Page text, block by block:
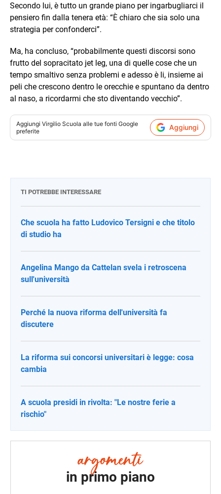
Secondo lui, è tutto un grande piano per ingarbugliarci il
pensiero fin dalla tenera età: “È chiaro che sia solo una
strategia per confonderci”.
Ma, ha concluso, “probabilmente questi discorsi sono
frutto del sopracitato jet leg, una di quelle cose che un
tempo smaltivo senza problemi e adesso è li, insieme ai
peli che crescono dentro le orecchie e spuntano da dentro
al naso, a ricordarmi che sto diventando vecchio”.
Aggiungi Virgilio Scuola alle tue fonti Google
preferite
Aggiungi
TI POTREBBE INTERESSARE
Che scuola ha fatto Ludovico Tersigni e che titolo
di studio ha
Angelina Mango da Cattelan svela i retroscena
sull'università
Perché la nuova riforma dell'università fa
discutere
La riforma sui concorsi universitari è legge: cosa
cambia
A scuola presidi in rivolta: "Le nostre ferie a
rischio"
in primo piano